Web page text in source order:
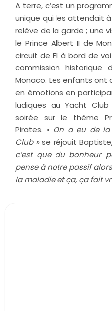
A terre, c’est un
unique qui les attendait
relève de la garde ; une
le Prince Albert II de
circuit de F1 à bord de
commission historique
Monaco. Les enfants ont
en émotions en
ludiques au Yacht Club
soirée sur le thème
Pirates. « On a eu de la
Club »se réjouit
c’est que du bonheur
pense à notre passif
la maladie et ça, ça fait